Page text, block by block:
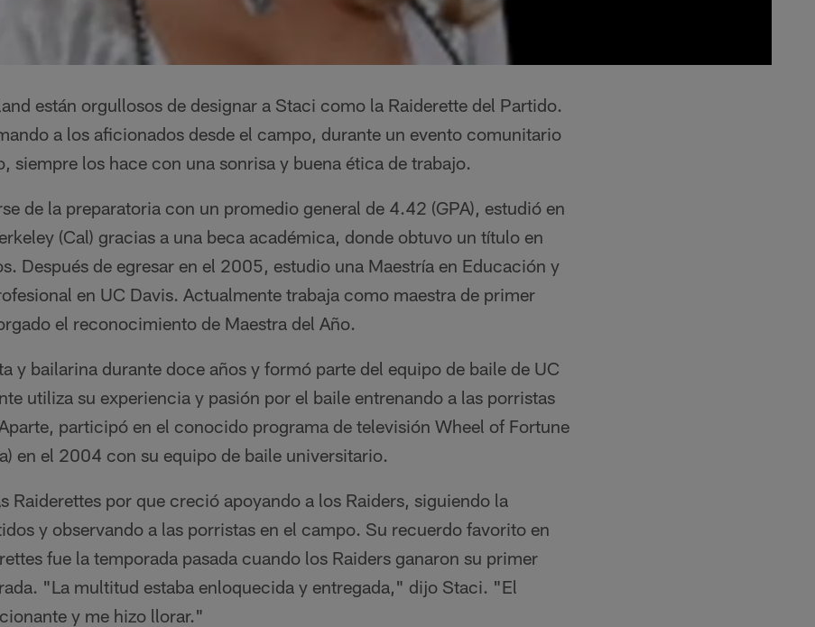
están orgullosos de designar a Staci como la Raiderette del Partido.
a los aficionados desde el campo, durante un evento comunitario
siempre los hace con una sonrisa y buena ética de trabajo.
de la preparatoria con un promedio general de 4.42 (GPA), estudió en
(Cal) gracias a una beca académica, donde obtuvo un título en
Después de egresar en el 2005, estudio una Maestría en Educación y
en UC Davis. Actualmente trabaja como maestra de primer
el reconocimiento de Maestra del Año.
y bailarina durante doce años y formó parte del equipo de baile de UC
utiliza su experiencia y pasión por el baile entrenando a las porristas
participó en el conocido programa de televisión Wheel of Fortune
en el 2004 con su equipo de baile universitario.
Raiderettes por que creció apoyando a los Raiders, siguiendo la
y observando a las porristas en el campo. Su recuerdo favorito en
fue la temporada pasada cuando los Raiders ganaron su primer
"La multitud estaba enloquecida y entregada," dijo Staci. "El
y me hizo llorar."